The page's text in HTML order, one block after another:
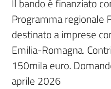
Il bando è finanziato
Programma
destinato a imprese
Emilia-Romagna.
150mila euro.
aprile 2026